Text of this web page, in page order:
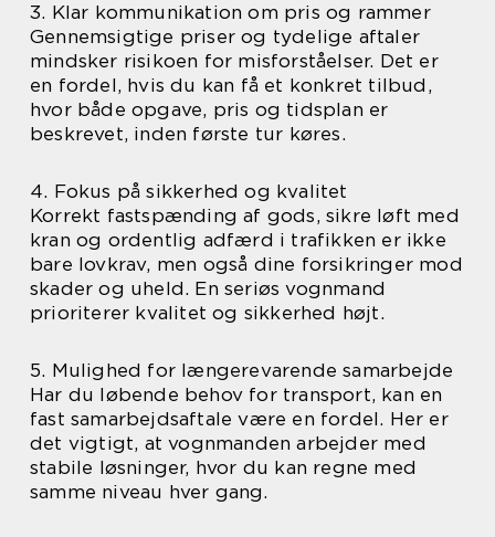
3. Klar kommunikation om pris og rammer
Gennemsigtige priser og tydelige aftaler
mindsker risikoen for misforståelser. Det er
en fordel, hvis du kan få et konkret tilbud,
hvor både opgave, pris og tidsplan er
beskrevet, inden første tur køres.
4. Fokus på sikkerhed og kvalitet
Korrekt fastspænding af gods, sikre løft med
kran og ordentlig adfærd i trafikken er ikke
bare lovkrav, men også dine forsikringer mod
skader og uheld. En seriøs vognmand
prioriterer kvalitet og sikkerhed højt.
5. Mulighed for længerevarende samarbejde
Har du løbende behov for transport, kan en
fast samarbejdsaftale være en fordel. Her er
det vigtigt, at vognmanden arbejder med
stabile løsninger, hvor du kan regne med
samme niveau hver gang.